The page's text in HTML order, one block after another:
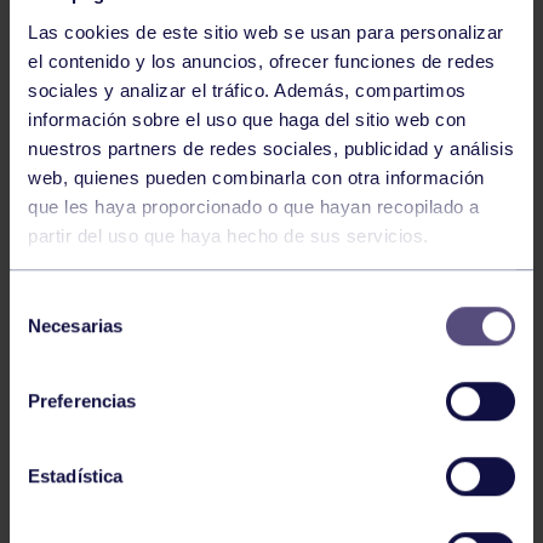
Las cookies de este sitio web se usan para personalizar
el contenido y los anuncios, ofrecer funciones de redes
sociales y analizar el tráfico. Además, compartimos
información sobre el uso que haga del sitio web con
nuestros partners de redes sociales, publicidad y análisis
web, quienes pueden combinarla con otra información
que les haya proporcionado o que hayan recopilado a
partir del uso que haya hecho de sus servicios.
Necesarias
Preferencias
Estadística
Baloncesto
ÚLTIMOS RESULTADOS DE LA SECCIÓN
Baloncesto